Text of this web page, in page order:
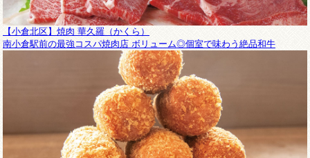
【小倉北区】焼肉 華久羅（かくら）
南小倉駅前の最強コスパ焼肉店 ボリューム◎個室で味わう絶品和牛